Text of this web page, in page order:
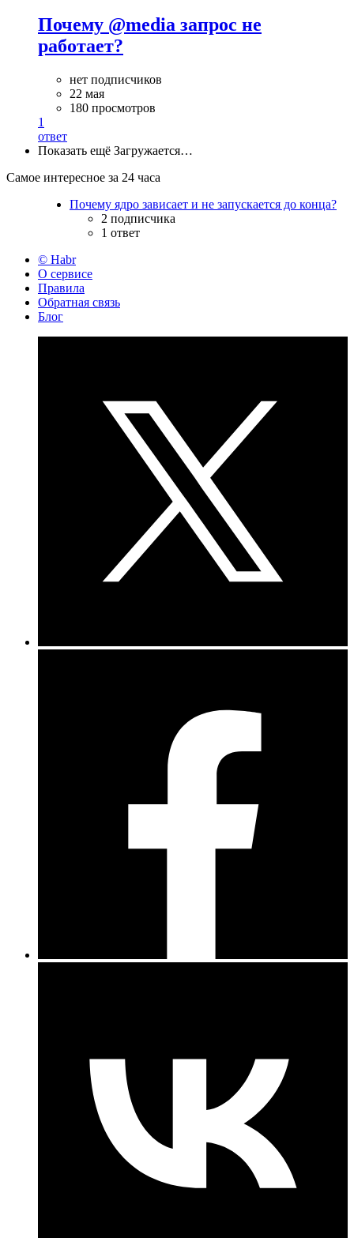
Почему @media запрос не
работает?
нет подписчиков
22 мая
180 просмотров
1
ответ
Показать ещё Загружается…
Самое интересное за 24 часа
Почему ядро зависает и не запускается до конца?
2 подписчика
1 ответ
© Habr
О сервисе
Правила
Обратная связь
Блог